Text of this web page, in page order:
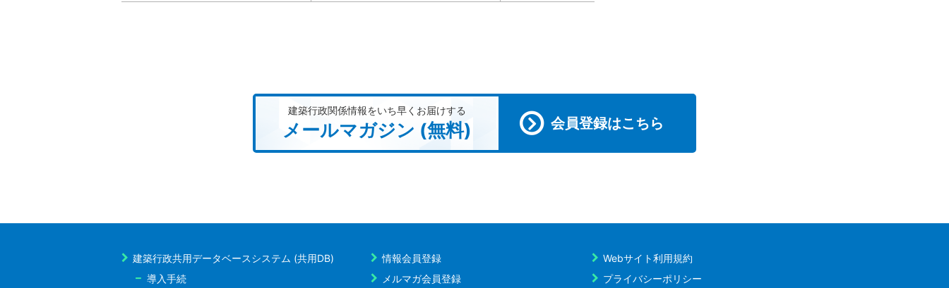
建築行政関係情報をいち早くお届けする
メールマガジン (無料) 会員登録はこちら
建築行政共用データベースシステム (共用DB)
導入手続
情報会員登録
メルマガ会員登録
Webサイト利用規約
プライバシーポリシー